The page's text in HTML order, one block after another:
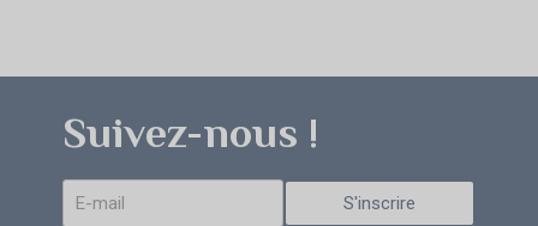
Suivez-nous !